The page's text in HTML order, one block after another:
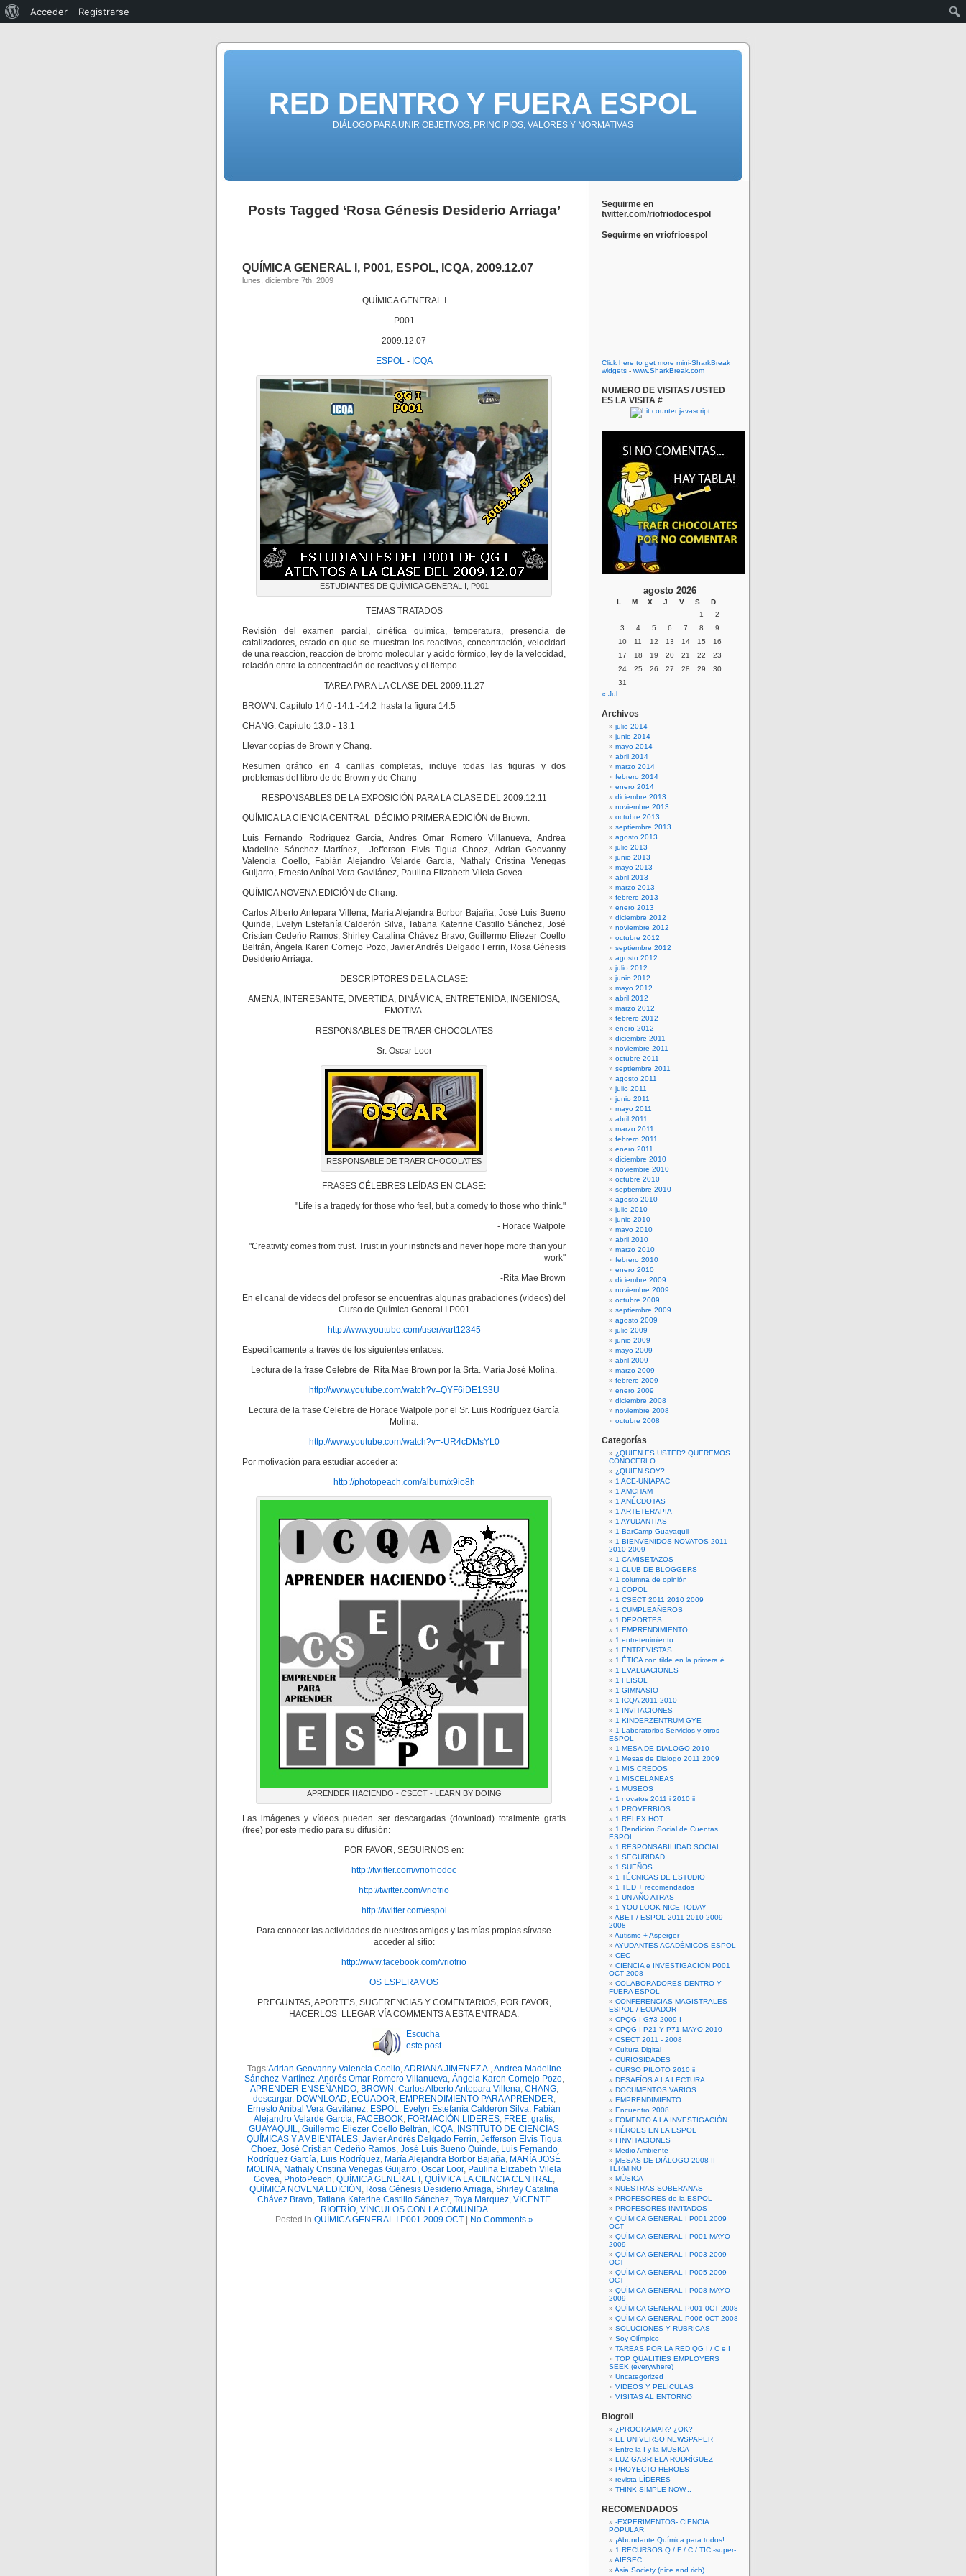
RED DENTRO Y FUERA ESPOL
DIÁLOGO PARA UNIR OBJETIVOS, PRINCIPIOS, VALORES Y NORMATIVAS
Posts Tagged ‘Rosa Génesis Desiderio Arriaga’
QUÍMICA GENERAL I, P001, ESPOL, ICQA, 2009.12.07
lunes, diciembre 7th, 2009
QUÍMICA GENERAL I
P001
2009.12.07
ESPOL- ICQA
ESTUDIANTES DE QUÍMICA GENERAL I, P001
TEMAS TRATADOS
Revisión del examen parcial, cinética química, temperatura, presencia de
catalizadores, estado en que se muestran los reactivos, concentración, velocidad
de una reacción, reacción de bromo molecular y acido fórmico, ley de la velocidad,
relación entre la concentración de reactivos y el tiempo.
TAREA PARA LA CLASE DEL 2009.11.27
BROWN: Capitulo 14.0 -14.1 -14.2 hasta la figura 14.5
CHANG: Capitulo 13.0 - 13.1
Llevar copias de Brown y Chang.
Resumen gráfico en 4 carillas completas, incluye todas las figuras y dos
problemas del libro de de Brown y de Chang
RESPONSABLES DE LA EXPOSICIÓN PARA LA CLASE DEL 2009.12.11
QUÍMICA LA CIENCIA CENTRAL DÉCIMO PRIMERA EDICIÓN de Brown:
Luis Fernando Rodríguez García, Andrés Omar Romero Villanueva, Andrea
Madeline Sánchez Martínez, Jefferson Elvis Tigua Choez, Adrian Geovanny
Valencia Coello, Fabián Alejandro Velarde García, Nathaly Cristina Venegas
Guijarro, Ernesto Aníbal Vera Gavilánez, Paulina Elizabeth Vilela Govea
QUÍMICA NOVENA EDICIÓN de Chang:
Carlos Alberto Antepara Villena, María Alejandra Borbor Bajaña, José Luis Bueno
Quinde, Evelyn Estefanía Calderón Silva, Tatiana Katerine Castillo Sánchez, José
Cristian Cedeño Ramos, Shirley Catalina Chávez Bravo, Guillermo Eliezer Coello
Beltrán, Ángela Karen Cornejo Pozo, Javier Andrés Delgado Ferrin, Rosa Génesis
Desiderio Arriaga.
DESCRIPTORES DE LA CLASE:
AMENA, INTERESANTE, DIVERTIDA, DINÁMICA, ENTRETENIDA, INGENIOSA,
EMOTIVA.
RESPONSABLES DE TRAER CHOCOLATES
Sr. Oscar Loor
RESPONSABLE DE TRAER CHOCOLATES
FRASES CÉLEBRES LEÍDAS EN CLASE:
"Life is a tragedy for those who feel, but a comedy to those who think."
- Horace Walpole
"Creativity comes from trust. Trust in your instincts and never hope more than your
work"
-Rita Mae Brown
En el canal de vídeos del profesor se encuentras algunas grabaciones (vídeos) del
Curso de Química General I P001
http://www.youtube.com/user/vart12345
Específicamente a través de los siguientes enlaces:
Lectura de la frase Celebre de Rita Mae Brown por la Srta. María José Molina.
http://www.youtube.com/watch?v=QYF6iDE1S3U
Lectura de la frase Celebre de Horace Walpole por el Sr. Luis Rodríguez García
Molina.
http://www.youtube.com/watch?v=-UR4cDMsYL0
Por motivación para estudiar acceder a:
http://photopeach.com/album/x9io8h
APRENDER HACIENDO - CSECT - LEARN BY DOING
Las imágenes y vídeos pueden ser descargadas (download) totalmente gratis
(free) por este medio para su difusión:
POR FAVOR, SEGUIRNOS en:
http://twitter.com/vriofriodoc
http://twitter.com/vriofrio
http://twitter.com/espol
Para conocer las actividades de nuestros amigos y las mías propias sírvase
acceder al sitio:
http://www.facebook.com/vriofrio
OS ESPERAMOS
PREGUNTAS, APORTES, SUGERENCIAS Y COMENTARIOS, POR FAVOR,
HACERLOS LLEGAR VÍA COMMENTS A ESTA ENTRADA.
Escucha
este post
Tags:Adrian Geovanny Valencia Coello,ADRIANA JIMENEZ A.,Andrea Madeline
Sánchez Martínez,Andrés Omar Romero Villanueva, Ángela Karen Cornejo Pozo,
APRENDER ENSEÑANDO, BROWN , Carlos Alberto Antepara Villena, CHANG,
descargar, DOWNLOAD, ECUADOR, EMPRENDIMIENTO PARA APRENDER,
Ernesto Aníbal Vera Gavilánez, ESPOL, Evelyn Estefanía Calderón Silva, Fabián
Alejandro Velarde García, FACEBOOK, FORMACIÓN LIDERES, FREE, gratis,
GUAYAQUIL, Guillermo Eliezer Coello Beltrán, ICQA, INSTITUTO DE CIENCIAS
QUÍMICAS Y AMBIENTALES, Javier Andrés Delgado Ferrin, Jefferson Elvis Tigua
Choez, José Cristian Cedeño Ramos, José Luis Bueno Quinde, Luis Fernando
Rodríguez García, Luis Rodríguez, María Alejandra Borbor Bajaña, MARÍA JOSÉ
MOLINA, Nathaly Cristina Venegas Guijarro, Oscar Loor, Paulina Elizabeth Vilela
Govea, PhotoPeach, QUÍMICA GENERAL I , QUÍMICA LA CIENCIA CENTRAL,
QUÍMICA NOVENA EDICIÓN , Rosa Génesis Desiderio Arriaga, Shirley Catalina
Chávez Bravo, Tatiana Katerine Castillo Sánchez, Toya Marquez, VICENTE
RIOFRÍO, VÍNCULOS CON LA COMUNIDA
Posted in QUÍMICA GENERAL I P001 2009 OCT| No Comments »
Seguirme en
twitter.com/riofriodocespol
Seguirme en vriofrioespol
Click here to get more mini-SharkBreak
widgets - www.SharkBreak.com
NUMERO DE VISITAS / USTED
ES LA VISITA #
agosto 2026
L M X J V S
D
1
2
3
4 5 6 7 8
9
10
11 12 13 14 15
16
17
18 19 20 21 22
23
24
25 26 27 28 29
30
31
« Jul
Archivos
julio 2014
junio 2014
mayo 2014
abril 2014
marzo 2014
febrero 2014
enero 2014
diciembre 2013
noviembre 2013
octubre 2013
septiembre 2013
agosto 2013
julio 2013
junio 2013
mayo 2013
abril 2013
marzo 2013
febrero 2013
enero 2013
diciembre 2012
noviembre 2012
octubre 2012
septiembre 2012
agosto 2012
julio 2012
junio 2012
mayo 2012
abril 2012
marzo 2012
febrero 2012
enero 2012
diciembre 2011
noviembre 2011
octubre 2011
septiembre 2011
agosto 2011
julio 2011
junio 2011
mayo 2011
abril 2011
marzo 2011
febrero 2011
enero 2011
diciembre 2010
noviembre 2010
octubre 2010
septiembre 2010
agosto 2010
julio 2010
junio 2010
mayo 2010
abril 2010
marzo 2010
febrero 2010
enero 2010
diciembre 2009
noviembre 2009
octubre 2009
septiembre 2009
agosto 2009
julio 2009
junio 2009
mayo 2009
abril 2009
marzo 2009
febrero 2009
enero 2009
diciembre 2008
noviembre 2008
octubre 2008
Categorías
¿QUIEN ES USTED? QUEREMOS
CONOCERLO
¿QUIEN SOY?
1 ACE-UNIAPAC
1 AMCHAM
1 ANÉCDOTAS
1 ARTETERAPIA
1 AYUDANTIAS
1 BarCamp Guayaquil
1 BIENVENIDOS NOVATOS 2011
2010 2009
1 CAMISETAZOS
1 CLUB DE BLOGGERS
1 columna de opinión
1 COPOL
1 CSECT 2011 2010 2009
1 CUMPLEAÑEROS
1 DEPORTES
1 EMPRENDIMIENTO
1 entretenimiento
1 ENTREVISTAS
1 ÉTICA con tilde en la primera é.
1 EVALUACIONES
1 FLISOL
1 GIMNASIO
1 ICQA 2011 2010
1 INVITACIONES
1 KINDERZENTRUM GYE
1 Laboratorios Servicios y otros
ESPOL
1 MESA DE DIALOGO 2010
1 Mesas de Dialogo 2011 2009
1 MIS CREDOS
1 MISCELANEAS
1 MUSEOS
1 novatos 2011 i 2010 ii
1 PROVERBIOS
1 RELEX HOT
1 Rendición Social de Cuentas
ESPOL
1 RESPONSABILIDAD SOCIAL
1 SEGURIDAD
1 SUEÑOS
1 TÉCNICAS DE ESTUDIO
1 TED + recomendados
1 UN AÑO ATRAS
1 YOU LOOK NICE TODAY
ABET / ESPOL 2011 2010 2009
2008
Autismo + Asperger
AYUDANTES ACADÉMICOS ESPOL
CEC
CIENCIA e INVESTIGACIÓN P001
OCT 2008
COLABORADORES DENTRO Y
FUERA ESPOL
CONFERENCIAS MAGISTRALES
ESPOL / ECUADOR
CPQG I G#3 2009 I
CPQG I P21 Y P71 MAYO 2010
CSECT 2011 - 2008
Cultura Digital
CURIOSIDADES
CURSO PILOTO 2010 ii
DESAFÍOS A LA LECTURA
DOCUMENTOS VARIOS
EMPRENDIMIENTO
Encuentro 2008
FOMENTO A LA INVESTIGACIÓN
HÉROES EN LA ESPOL
I INVITACIONES
Medio Ambiente
MESAS DE DIÁLOGO 2008 II
TÉRMINO
MÚSICA
NUESTRAS SOBERANAS
PROFESORES de la ESPOL
PROFESORES INVITADOS
QUÍMICA GENERAL I P001 2009
OCT
QUÍMICA GENERAL I P001 MAYO
2009
QUÍMICA GENERAL I P003 2009
OCT
QUÍMICA GENERAL I P005 2009
OCT
QUÍMICA GENERAL I P008 MAYO
2009
QUÍMICA GENERAL P001 0CT 2008
QUÍMICA GENERAL P006 0CT 2008
SOLUCIONES Y RUBRICAS
Soy Olímpico
TAREAS POR LA RED QG I / C e I
TOP QUALITIES EMPLOYERS
SEEK (everywhere)
Uncategorized
VIDEOS Y PELICULAS
VISITAS AL ENTORNO
Blogroll
¿PROGRAMAR? ¿OK?
EL UNIVERSO NEWSPAPER
Entre la I y la MUSICA
LUZ GABRIELA RODRÍGUEZ
PROYECTO HÉROES
revista LÍDERES
THINK SIMPLE NOW...
RECOMENDADOS
-EXPERIMENTOS- CIENCIA
POPULAR
¡Abundante Química para todos!
1 RECURSOS Q / F / C / TIC -super-
AIESEC
Asia Society (nice and rich)
Acceder Registrarse